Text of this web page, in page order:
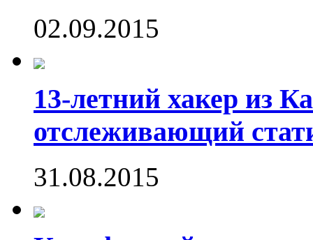
02.09.2015
13-летний хакер из
отслеживающий
31.08.2015